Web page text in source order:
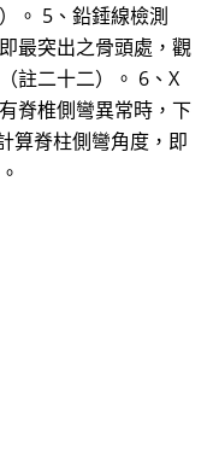
。 5、鉛錘線檢測
最突出之骨頭處，觀
註二十二）。 6、X
脊椎側彎異常時，下
算脊柱側彎角度，即